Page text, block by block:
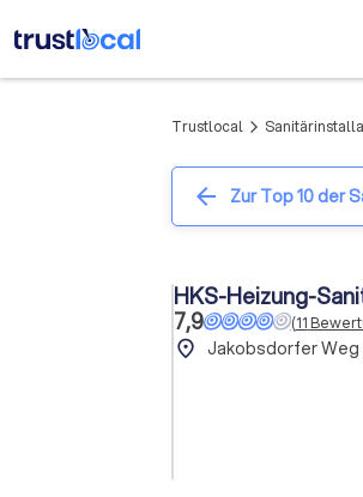
Trustlocal arrow_forward_ios
arrow_back Zur Top 10 der
HKS-Heizung-
7,9
(11
place Jakobsdorfer Weg